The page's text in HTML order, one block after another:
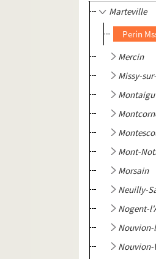
Marteville
Perin
Mercin
Missy-
Montaigu
Mont-
Morsain
Neuilly-
Nogent-
Nouvion-
Nouvion-